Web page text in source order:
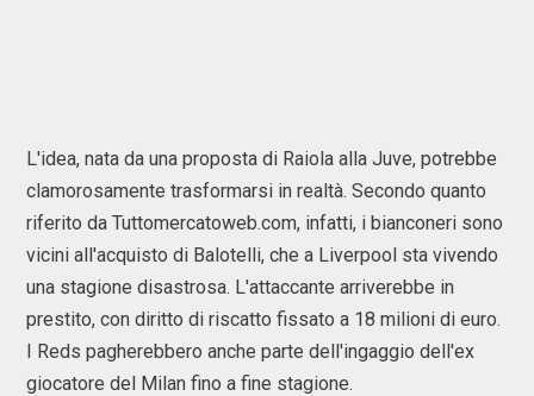
L'idea, nata da una proposta di Raiola alla Juve, potrebbe
clamorosamente trasformarsi in realtà. Secondo quanto
riferito da Tuttomercatoweb.com, infatti, i bianconeri sono
vicini all'acquisto di Balotelli, che a Liverpool sta vivendo
una stagione disastrosa. L'attaccante arriverebbe in
prestito, con diritto di riscatto fissato a 18 milioni di euro.
I Reds pagherebbero anche parte dell'ingaggio dell'ex
giocatore del Milan fino a fine stagione.